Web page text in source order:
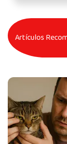
Artículos